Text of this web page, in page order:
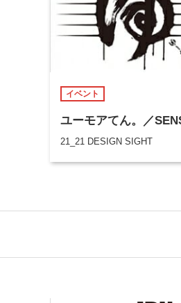
イベント
ユーモアてん。／
21_21 DESIGN SIGHT